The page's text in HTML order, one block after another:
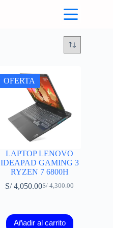
OFERTA
LAPTOP LENOVO
IDEAPAD GAMING 3
RYZEN 7 6800H
S/4,300.00
El
era:
S/4,050.00El
es:
Añadir al carrito